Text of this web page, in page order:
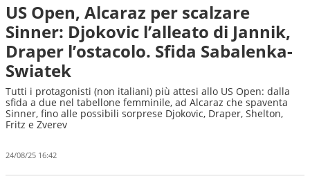
US Open, Alcaraz per scalzare
Sinner: Djokovic l’alleato di Jannik,
Draper l’ostacolo. Sfida Sabalenka-
Swiatek
Tutti i protagonisti (non italiani) più attesi allo US Open: dalla
sfida a due nel tabellone femminile, ad Alcaraz che spaventa
Sinner, fino alle possibili sorprese Djokovic, Draper, Shelton,
Fritz e Zverev
24/08/25 16:42